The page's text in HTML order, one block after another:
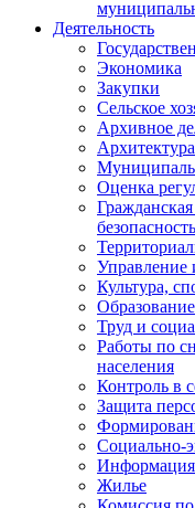
Деятельность
Экономика
Закупки
Сельское
Архивное
Архитектура
Оценка
безопасность
Управление
Культура,
Образование
Труд и
Работы по
населения
Контроль в
Защита
Социально-
Информация
Жилье